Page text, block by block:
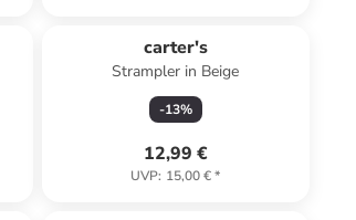
carter's
Strampler in Beige
-13%
12,99 €
UVP: 15,00 €*